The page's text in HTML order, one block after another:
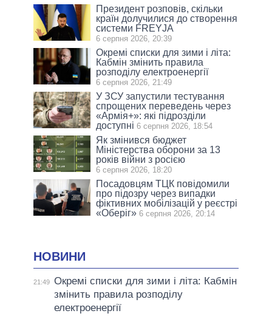
Президент розповів, скільки
країн долучилися до створення
системи FREYJA
6 серпня 2026, 20:39
Окремі списки для зими і літа:
Кабмін змінить правила
розподілу електроенергії
6 серпня 2026, 21:49
У ЗСУ запустили тестування
спрощених переведень через
«Армія+»: які підрозділи
доступні 6 серпня 2026, 18:54
Як змінився бюджет
Міністерства оборони за 13
років війни з росією
6 серпня 2026, 18:20
Посадовцям ТЦК повідомили
про підозру через випадки
фіктивних мобілізацій у реєстрі
«Оберіг» 6 серпня 2026, 20:14
НОВИНИ
21:49 Окремі списки для зими і літа: Кабмін
змінить правила розподілу
електроенергії